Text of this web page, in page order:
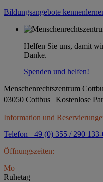
Bildungsangebote
Helfen Sie uns, damit
Danke.
Spenden und helfen!
Menschenrechtszentrum
03050 Cottbus | Kostenlose
Information und
Telefon +49 (0) 355 / 290 133-
Öffnungszeiten:
Mo
Ruhetag